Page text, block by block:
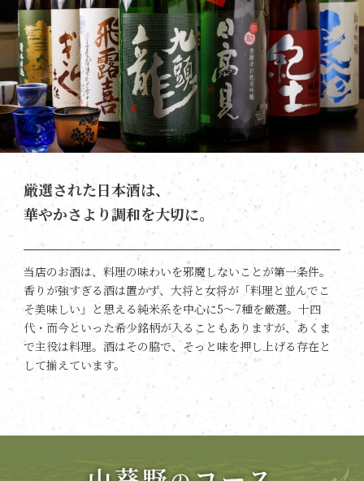
厳選された日本酒は、
華やかさより調和を大切に。
当店のお酒は、料理の味わいを邪魔しないことが第一条件。
香りが強すぎる酒は置かず、大将と女将が「料理と並んでこ
そ美味しい」と思える純米系を中心に5〜7種を厳選。十四
代・而今といった希少銘柄が入ることもありますが、あくま
で主役は料理。酒はその脇で、そっと味を押し上げる存在と
して揃えています。